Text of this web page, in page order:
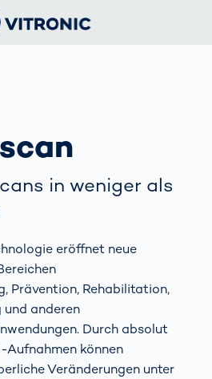
in weniger als
eröffnet neue
Prävention, Rehabilitation,
anderen
Durch absolut
können
Veränderungen unter